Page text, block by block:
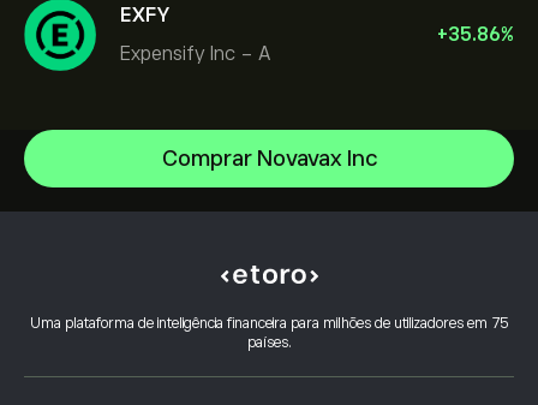
EXFY
Expensify Inc - A
+35.86%
Comprar Novavax Inc
Uma plataforma de inteligência financeira para milhões de utilizadores em 75
países.
NVIDIA Corporation
Centro de ajuda
Como efetuar levantamentos
Abrir conta
Como verificar a sua conta
Como funciona o CopyTrading
O que é a Alavancagem & Margem
Compra e Venda Explicadas
Porquê escolher o eToro